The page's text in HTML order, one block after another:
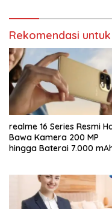
Rekomendasi
realme 16 Series Resmi
Bawa Kamera 200 MP
hingga Baterai 7.000